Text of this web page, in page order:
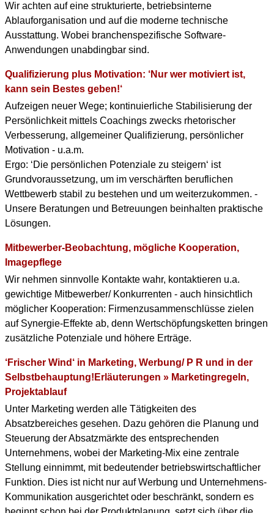
Wir achten auf eine strukturierte, betriebsinterne
Ablauforganisation und auf die moderne technische
Ausstattung. Wobei branchenspezifische Software-
Anwendungen unabdingbar sind.
Qualifizierung plus Motivation: ‘Nur wer motiviert ist,
kann sein Bestes geben!‘
Aufzeigen neuer Wege; kontinuierliche Stabilisierung der
Persönlichkeit mittels Coachings zwecks rhetorischer
Verbesserung, allgemeiner Qualifizierung, persönlicher
Motivation - u.a.m.
Ergo: ‘Die persönlichen Potenziale zu steigern‘ ist
Grundvoraussetzung, um im verschärften beruflichen
Wettbewerb stabil zu bestehen und um weiterzukommen. -
Unsere Beratungen und Betreuungen beinhalten praktische
Lösungen.
Mitbewerber-Beobachtung, mögliche Kooperation,
Imagepflege
Wir nehmen sinnvolle Kontakte wahr, kontaktieren u.a.
gewichtige Mitbewerber/ Konkurrenten - auch hinsichtlich
möglicher Kooperation: Firmenzusammenschlüsse zielen
auf Synergie-Effekte ab, denn Wertschöpfungsketten bringen
zusätzliche Potenziale und höhere Erträge.
‘Frischer Wind‘ in Marketing, Werbung/ P R und in der
Selbstbehauptung!Erläuterungen » Marketingregeln,
Projektablauf
Unter Marketing werden alle Tätigkeiten des
Absatzbereiches gesehen. Dazu gehören die Planung und
Steuerung der Absatzmärkte des entsprechenden
Unternehmens, wobei der Marketing-Mix eine zentrale
Stellung einnimmt, mit bedeutender betriebswirtschaftlicher
Funktion. Dies ist nicht nur auf Werbung und Unternehmens-
Kommunikation ausgerichtet oder beschränkt, sondern es